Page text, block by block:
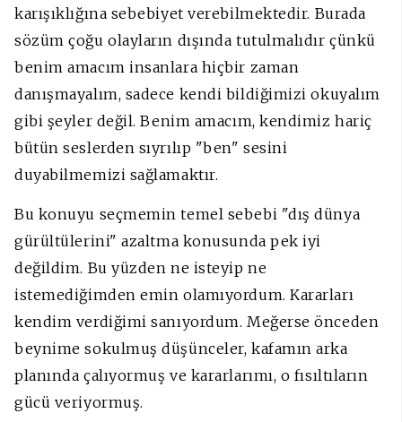
karışıklığına sebebiyet verebilmektedir. Burada
sözüm çoğu olayların dışında tutulmalıdır çünkü
benim amacım insanlara hiçbir zaman
danışmayalım, sadece kendi bildiğimizi okuyalım
gibi şeyler değil. Benim amacım, kendimiz hariç
bütün seslerden sıyrılıp "ben" sesini
duyabilmemizi sağlamaktır.
Bu konuyu seçmemin temel sebebi "dış dünya
gürültülerini" azaltma konusunda pek iyi
değildim. Bu yüzden ne isteyip ne
istemediğimden emin olamıyordum. Kararları
kendim verdiğimi sanıyordum. Meğerse önceden
beynime sokulmuş düşünceler, kafamın arka
planında çalıyormuş ve kararlarımı, o fısıltıların
gücü veriyormuş.